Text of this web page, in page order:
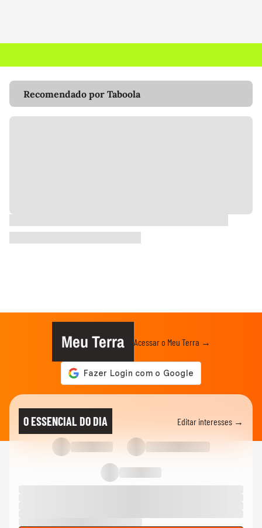
Recomendado por Taboola
Meu Terra Acessar o Meu Terra →
O ESSENCIAL DO DIA Editar interesses →